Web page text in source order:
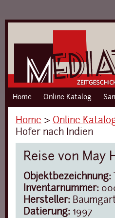
Home Online Katalog
Home › Online
Hofer nach Indien
Reise von May
Objektbezeichnung:
Inventarnummer:
Hersteller:
Datierung: 1997